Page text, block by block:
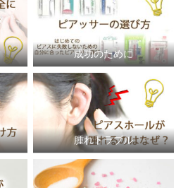
成功のために
腫れトラブル